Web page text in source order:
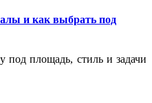
и как выбрать под
под площадь, стиль и задачи